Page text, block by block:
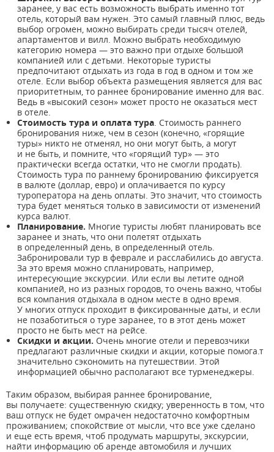
заранее, у вас есть возможность выбрать именно тот
отель, который вам нужен. Это самый главный плюс, ведь
выбор огромен, можно выбирать среди тысяч отелей,
апартаментов и вилл. Можно выбрать необходимую
категорию номера — это важно при отдыхе большой
компанией или с детьми. Некоторые туристы
предпочитают отдыхать из года в год в одном и том же
отеле. Если выбор объекта размещения является для вас
приоритетным, то раннее бронирование именно для вас.
Ведь в «высокий сезон» может просто не оказаться мест
в отеле.
Стоимость тура и оплата тура. Стоимость раннего
бронирования ниже, чем в сезон (конечно, «горящие
туры» никто не отменял, но они могут быть, а могут
и не быть, и помните, что «горящий тур» — это
практически всегда остатки, что не смогли продать).
Стоимость тура по раннему бронированию фиксируется
в валюте (доллар, евро) и оплачивается по курсу
туроператора на день оплаты. Это значит, что стоимость
тура будет меняться только в зависимости от изменений
курса валют.
Планирование. Многие туристы любят планировать все
заранее и знать, что они полетят отдыхать
в определенный день, в определенный отель.
Забронировали тур в феврале и расслабились до августа.
За это время можно спланировать, например,
интересующие экскурсии. Или если вы летите одной
компанией, но из разных городов, то очень важно, чтобы
вся компания отдыхала в одном месте в одно время.
У многих отпуск проходит в фиксированные даты, и если
не позаботиться о туре заранее, то в этот день может
просто не быть мест на рейсе.
Скидки и акции. Очень многие отели и перевозчики
предлагают различные скидки и акции, которые помога.т
значительно сэкономить на путешествии. Этой
информацией обычно располагают все турменеджеры.
Таким образом, выбирая раннее бронирование,
вы получаете: существенную скидку; уверенность в том, что
ваш отпуск не будет омрачен недостаточно комфортным
проживанием; спокойствие от мысли, что все уже сделано
и еще есть время, чтоб продумать маршруты, экскурсии,
найти информацию об аренде автомобиля и лучших